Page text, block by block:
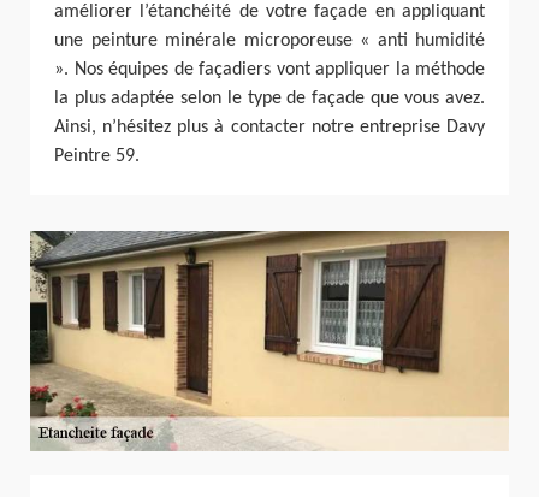
améliorer l’étanchéité de votre façade en appliquant
une peinture minérale microporeuse « anti humidité
». Nos équipes de façadiers vont appliquer la méthode
la plus adaptée selon le type de façade que vous avez.
Ainsi, n’hésitez plus à contacter notre entreprise Davy
Peintre 59.